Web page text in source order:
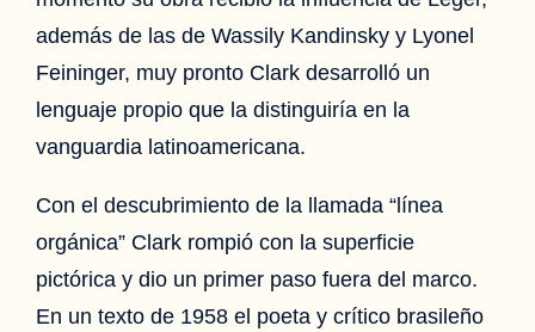
además de las de Wassily Kandinsky y Lyonel
Feininger, muy pronto Clark desarrolló un
lenguaje propio que la distinguiría en la
vanguardia latinoamericana.
Con el descubrimiento de la llamada “línea
orgánica” Clark rompió con la superficie
pictórica y dio un primer paso fuera del marco.
En un texto de 1958 el poeta y crítico brasileño